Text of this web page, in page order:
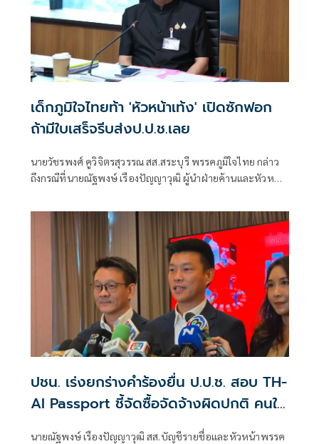
เด็กภูมิใจไทยท้า 'หัวหน้าเท้ง' เปิดซักฟอก
ถ้ามีใบเสร็จรีบส่งป.ป.ช.เลย
นายวัชรพงศ์ คูวิจิตรสุวรรณ สส.สระบุรี พรรคภูมิใจไทย กล่าว
ถึงกรณีที่นายณัฐพงษ์ เรืองปัญญาวุฒิ ผู้นำฝ่ายค้านและหัวหน้า
ปชน. เร่งยกร่างคำร้องยื่น ป.ป.ช. สอบ TH-
AI Passport ชี้จัดซื้อจัดจ้างผิดปกติ คนใน
รัฐบาลมีผลประโยชน์ทับซ้อน
นายณัฐพงษ์ เรืองปัญญาวุฒิ สส.บัญชีรายชื่อและหัวหน้าพรรค